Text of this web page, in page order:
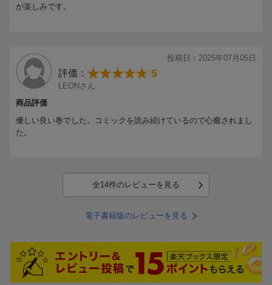
が楽しみです。
投稿日：2025年07月05日
評価： 5
LEONさん
商品評価
優しい良い巻でした。コミックを読み続けているので心癒されまし
た。
全14件のレビューを見る
電子書籍版のレビューを見る